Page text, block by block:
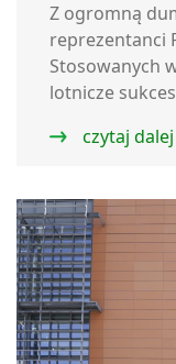
Z ogromną
reprezentanci
Stosowanych
lotnicze
czytaj dalej